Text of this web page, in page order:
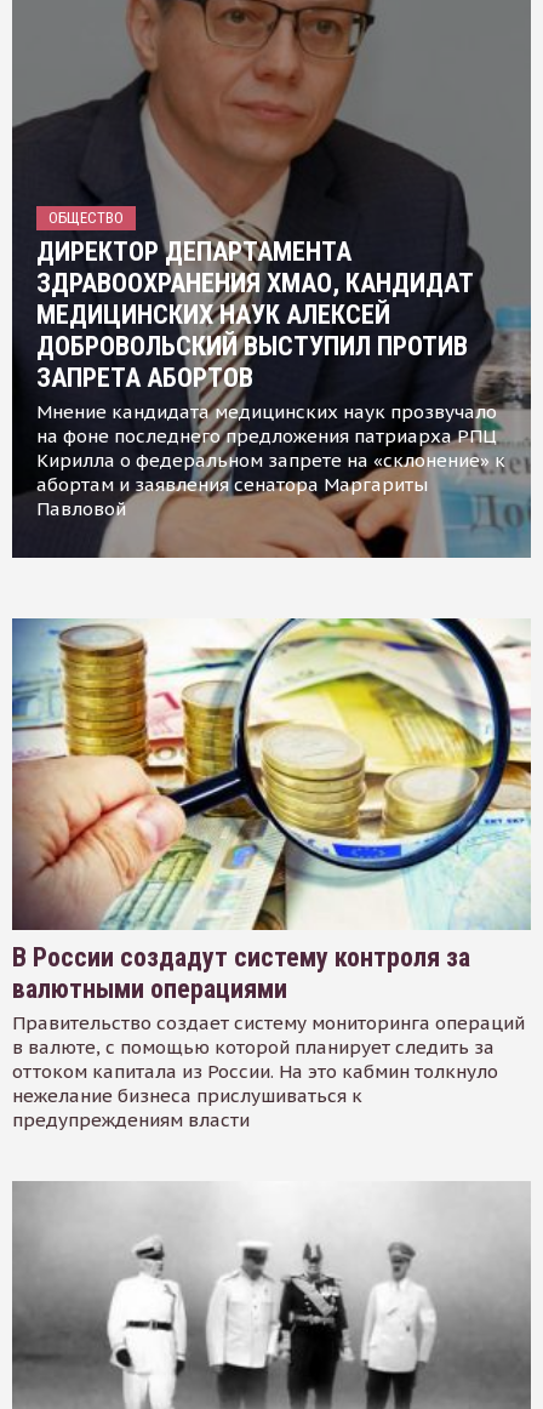
ОБЩЕСТВО
ДИРЕКТОР ДЕПАРТАМЕНТА
ЗДРАВООХРАНЕНИЯ ХМАО, КАНДИДАТ
МЕДИЦИНСКИХ НАУК АЛЕКСЕЙ
ДОБРОВОЛЬСКИЙ ВЫСТУПИЛ ПРОТИВ
ЗАПРЕТА АБОРТОВ
Мнение кандидата медицинских наук прозвучало
на фоне последнего предложения патриарха РПЦ
Кирилла о федеральном запрете на «склонение» к
абортам и заявления сенатора Маргариты
Павловой
В России создадут систему контроля за
валютными операциями
Правительство создает систему мониторинга операций
в валюте, с помощью которой планирует следить за
оттоком капитала из России. На это кабмин толкнуло
нежелание бизнеса прислушиваться к
предупреждениям власти